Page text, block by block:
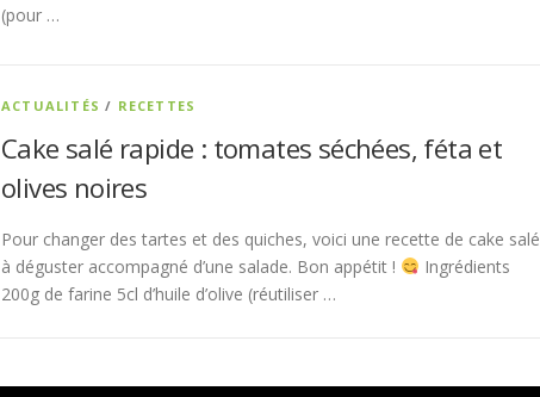
(pour …
ACTUALITÉS / RECETTES
Cake salé rapide : tomates séchées, féta et
olives noires
Pour changer des tartes et des quiches, voici une recette de cake salé
à déguster accompagné d’une salade. Bon appétit !
Ingrédients
200g de farine 5cl d’huile d’olive (réutiliser …